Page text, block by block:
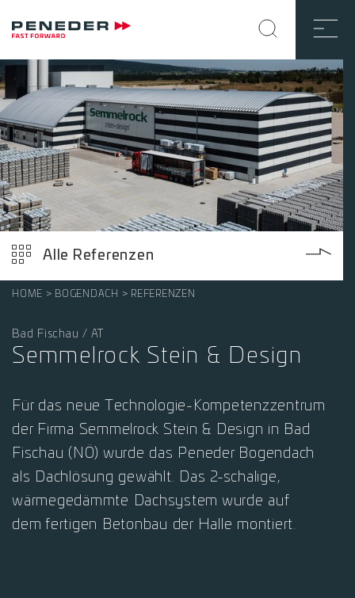
Alle Referenzen
HOME BOGENDACH REFERENZEN
Bad Fischau / AT
Semmelrock Stein & Design
Für das neue Technologie-Kompetenzzentrum
der Firma Semmelrock Stein & Design in Bad
Fischau (NÖ) wurde das Peneder Bogendach
als Dachlösung gewählt. Das 2-schalige,
wärmegedämmte Dachsystem wurde auf
dem fertigen Betonbau der Halle montiert.